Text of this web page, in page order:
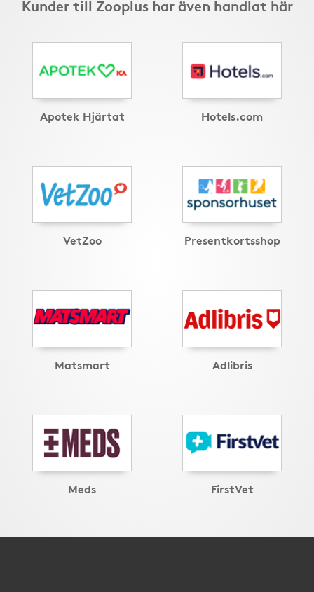
Kunder till Zooplus har även handlat här
Apotek Hjärtat Hotels.com
VetZoo Presentkortsshop
Matsmart Adlibris
Meds FirstVet